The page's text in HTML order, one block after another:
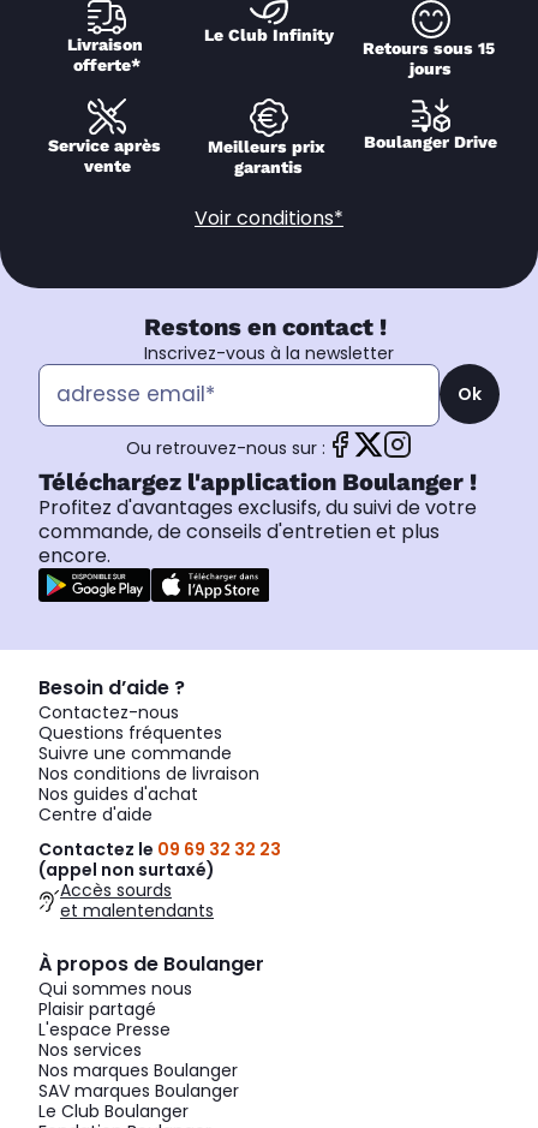
Livraison
offerte*
Le Club Infinity
Retours sous 15
jours
Service après
vente
Meilleurs prix
garantis
Boulanger Drive
Voir conditions*
Restons en contact !
Inscrivez-vous à la newsletter
Ok
Ou retrouvez-nous sur :
Téléchargez l'application Boulanger !
Profitez d'avantages exclusifs, du suivi de votre
commande, de conseils d'entretien et plus
encore.
Besoin d’aide ?
Contactez-nous
Questions fréquentes
Suivre une commande
Nos conditions de livraison
Nos guides d'achat
Centre d'aide
Contactez le 09 69 32 32 23
(appel non surtaxé)
Accès sourds
et malentendants
À propos de Boulanger
Qui sommes nous
Plaisir partagé
L'espace Presse
Nos services
Nos marques Boulanger
SAV marques Boulanger
Le Club Boulanger